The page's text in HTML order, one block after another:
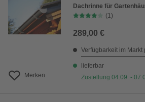
Merken
Dachrinne für
(1)
289,00 €
Verfügbarkeit im Markt
lieferbar
Zustellung 04.09. -